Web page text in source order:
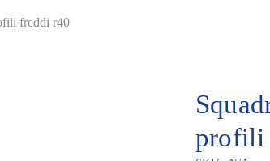
freddi r40
profili